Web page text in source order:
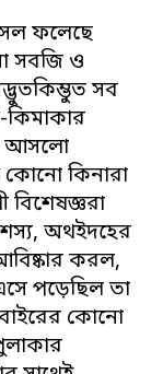
ফলেছে
সবজি ও
সব
আসলো
কিনারা
বিশেষজ্ঞরা
অথইদহের
করল,
পড়েছিল তা
কোনো